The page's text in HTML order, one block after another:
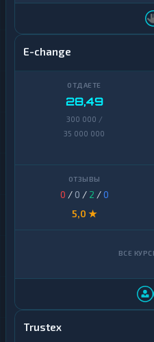
E-change
28,49
300 000 /
35 000 000
0 / 0 / 2 /0
5,0 ★
Trustex